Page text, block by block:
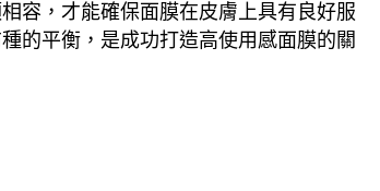
容，才能確保面膜在皮膚上具有良好服
的平衡，是成功打造高使用感面膜的關